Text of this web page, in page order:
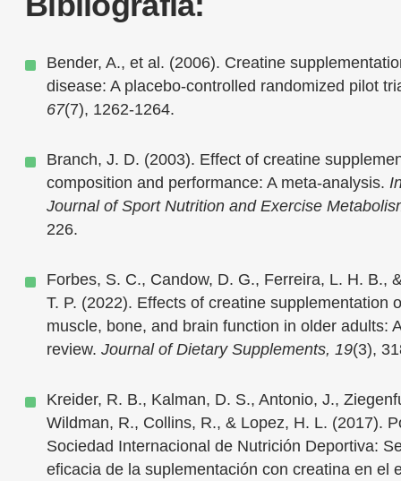
Bender, A., et al. (2006). Creatine
disease: A placebo-controlled randomized pilot
67(7), 1262-1264.
Branch, J. D. (2003). Effect of creatine
composition and performance: A meta-analysis.
Journal of Sport Nutrition and Exercise
226.
Forbes, S. C., Candow, D. G., Ferreira, L. H. B.,
T. P. (2022). Effects of creatine supplementation
muscle, bone, and brain function in older adults:
review. Journal of Dietary Supplements, 19(3),
Kreider, R. B., Kalman, D. S., Antonio, J.,
Wildman, R., Collins, R., & Lopez, H. L. (2017).
Sociedad Internacional de Nutrición Deportiva:
eficacia de la suplementación con creatina en el